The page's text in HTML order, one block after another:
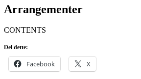
Arrangementer
CONTENTS
Del dette:
Facebook X